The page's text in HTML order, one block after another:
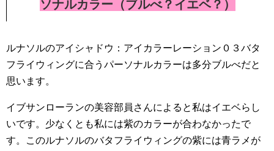
ソナルカラー（ブルべ？イエベ？）
ルナソルのアイシャドウ：アイカラーレーション０３バタ
フライウィングに合うパーソナルカラーは多分ブルべだと
思います。
イブサンローランの美容部員さんによると私はイエベらし
いです。少なくとも私には紫のカラーが合わなかったで
す。このルナソルのバタフライウィングの紫には青ラメが